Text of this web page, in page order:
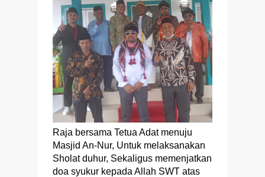
Raja bersama Tetua Adat menuju
Masjid An-Nur, Untuk melaksanakan
Sholat duhur, Sekaligus memenjatkan
doa syukur kepada Allah SWT atas